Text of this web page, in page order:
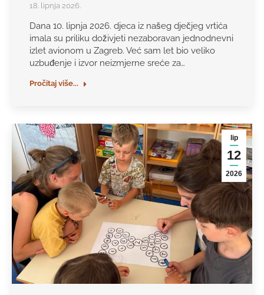
18. lipnja 2026.
Dana 10. lipnja 2026. djeca iz našeg dječjeg vrtića
imala su priliku doživjeti nezaboravan jednodnevni
izlet avionom u Zagreb. Već sam let bio veliko
uzbuđenje i izvor neizmjerne sreće za…
Pročitaj više...
lip
12
2026